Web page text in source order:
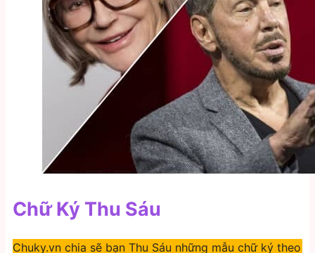
Chữ Ký Thu Sáu
Chuky.vn chia sẽ bạn Thu Sáu những mẫu chữ ký theo